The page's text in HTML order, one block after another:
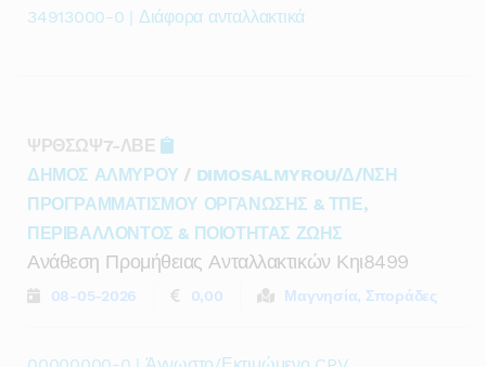
34913000-0 | Διάφορα ανταλλακτικά
ΨΡΘΣΩΨ7-ΛΒΕ
ΔΗΜΟΣ ΑΛΜΥΡΟΥ / DIMOSALMYROU/Δ/ΝΣΗ
ΠΡΟΓΡΑΜΜΑΤΙΣΜΟΥ ΟΡΓΑΝΩΣΗΣ & ΤΠΕ,
ΠΕΡΙΒΑΛΛΟΝΤΟΣ & ΠΟΙΟΤΗΤΑΣ ΖΩΗΣ
Ανάθεση Προμήθειας Ανταλλακτικών Κηι8499
08-05-2026 0,00 Μαγνησία, Σποράδες